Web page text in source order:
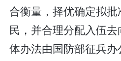
合衡量，择优确定拟
民，并合理分配入伍
体办法由国防部征兵办